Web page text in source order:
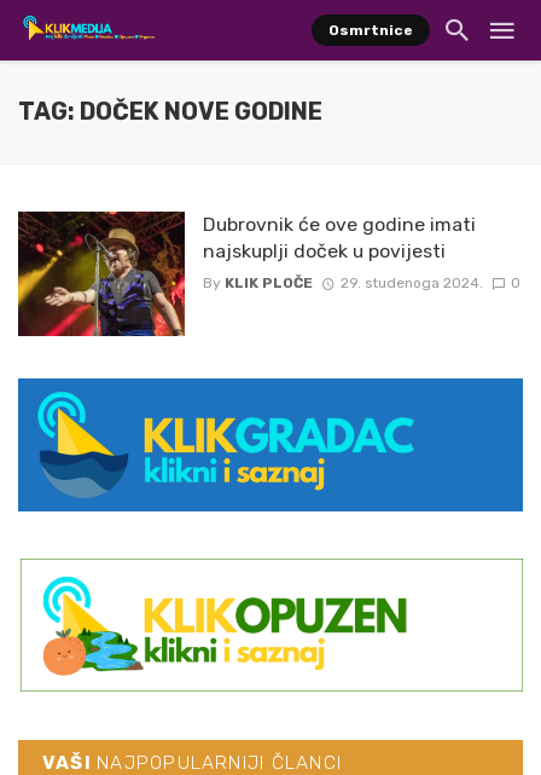
Osmrtnice
TAG: DOČEK NOVE GODINE
Dubrovnik će ove godine imati
najskuplji doček u povijesti
By KLIK PLOČE 29. studenoga 2024. 0
VAŠI NAJPOPULARNIJI ČLANCI